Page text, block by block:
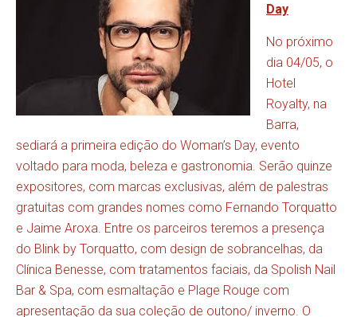
Day
No próximo
dia 04/05, o
Hotel
Royalty, na
Barra,
sediará a primeira edição do Woman’s Day, evento
voltado para moda, beleza e gastronomia. Serão quinze
expositores, com marcas exclusivas, além de palestras
gratuitas com grandes nomes como Fernando Torquatto
e Jaime Aroxa. Entre os parceiros teremos a presença
do Blink by Torquatto, com design de sobrancelhas, da
Clínica Benesse, com tratamentos faciais, da Spolish Nail
Bar & Spa, com esmaltação e Plage Rouge com
apresentação da sua coleção de outono/ inverno. O